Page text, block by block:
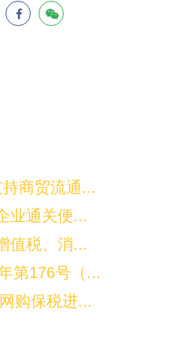
商贸流通...
业通关便...
值税、消...
第176号（...
购保税进...